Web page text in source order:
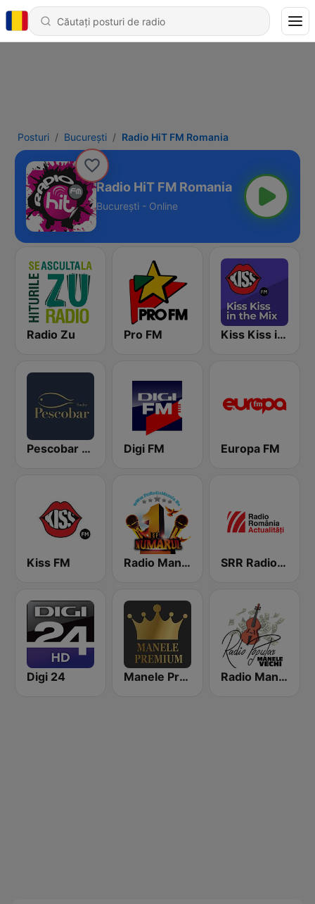
Posturi Bucureşti Radio HiT FM Romania
Radio HiT FM Romania
Bucureşti - Online
Radio Zu Pro FM Kiss Kiss in the Mix Radio
Pescobar Radio Digi FM Europa FM
Kiss FM Radio Manele SRR Radio România Actualităţi
Digi 24 Manele Premium Radio Manele Vechi Romania